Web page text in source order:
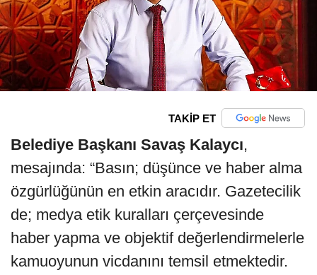
TAKİP ET
Belediye Başkanı Savaş Kalaycı,
mesajında: “Basın; düşünce ve haber alma
özgürlüğünün en etkin aracıdır. Gazetecilik
de; medya etik kuralları çerçevesinde
haber yapma ve objektif değerlendirmelerle
kamuoyunun vicdanını temsil etmektedir.